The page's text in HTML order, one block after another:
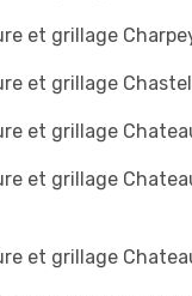
et grillage
et grillage
et grillage
et grillage
et grillage